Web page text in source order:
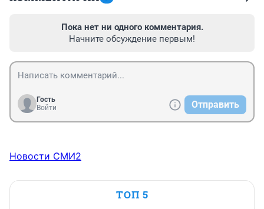
Пока нет ни одного комментария.
Начните обсуждение первым!
Гость
Войти
Отправить
Новости СМИ2
ТОП 5